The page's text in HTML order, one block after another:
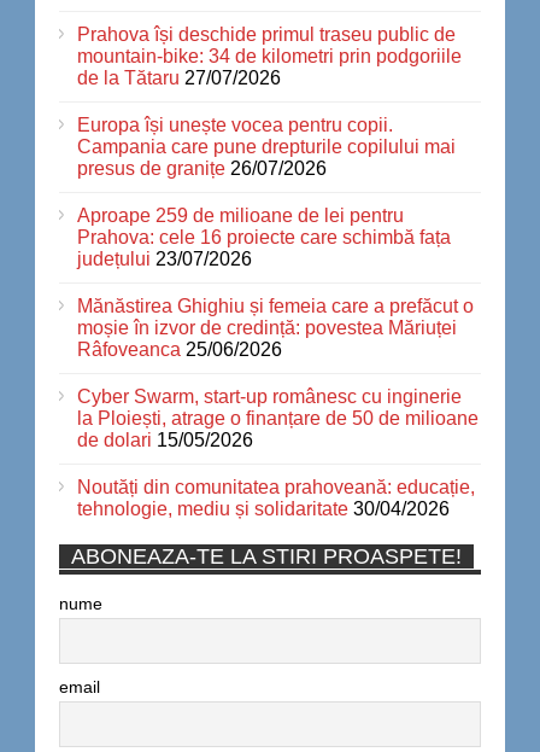
Prahova își deschide primul traseu public de
mountain-bike: 34 de kilometri prin podgoriile
de la Tătaru 27/07/2026
Europa își unește vocea pentru copii.
Campania care pune drepturile copilului mai
presus de granițe 26/07/2026
Aproape 259 de milioane de lei pentru
Prahova: cele 16 proiecte care schimbă fața
județului 23/07/2026
Mănăstirea Ghighiu și femeia care a prefăcut o
moșie în izvor de credință: povestea Măriuței
Râfoveanca 25/06/2026
Cyber Swarm, start-up românesc cu inginerie
la Ploiești, atrage o finanțare de 50 de milioane
de dolari 15/05/2026
Noutăți din comunitatea prahoveană: educație,
tehnologie, mediu și solidaritate 30/04/2026
ABONEAZA-TE LA STIRI PROASPETE!
nume
email